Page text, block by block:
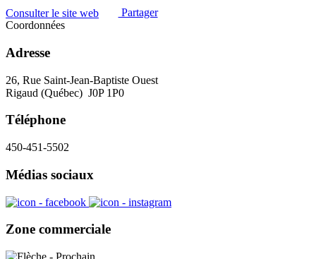
Consulter le site web
Partager
Coordonnées
Adresse
26, Rue Saint-Jean-Baptiste Ouest
Rigaud (Québec) J0P 1P0
Téléphone
450-451-5502
Médias sociaux
Zone commerciale